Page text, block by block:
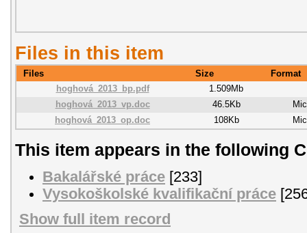
Files in this item
Files Size
Format
hoghová_2013_bp.pdf
1.509Mb
hoghová_2013_vp.doc
46.5Kb
hoghová_2013_op.doc
108Kb
This item appears in the following
Bakalářské práce [233]
Vysokoškolské kvalifikační práce
Show full item record